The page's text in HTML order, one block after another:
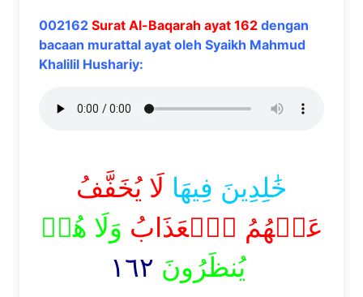
002162 Surat Al-Baqarah ayat 162 dengan
bacaan murattal ayat oleh Syaikh Mahmud
Khalilil Hushariy:
خَٰلِدِينَ فِيهَا لَا يُخَفَّفُ
عَنۡهُمُ ٱلۡعَذَابُ وَلَا هُمۡ
يُنظَرُونَ ١٦٢